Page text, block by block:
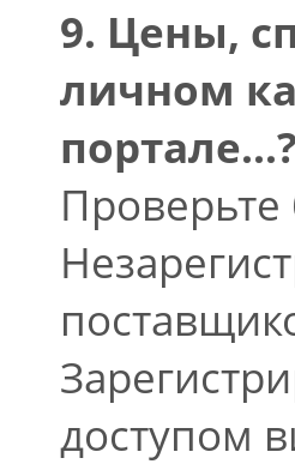
9. Цены,
личном
портале...?
доступом